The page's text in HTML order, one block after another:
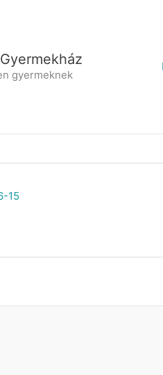
gyermeknek
15